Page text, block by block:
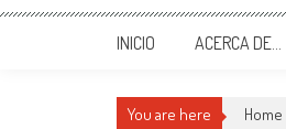
INICIO ACERCA DE…
You are here Home